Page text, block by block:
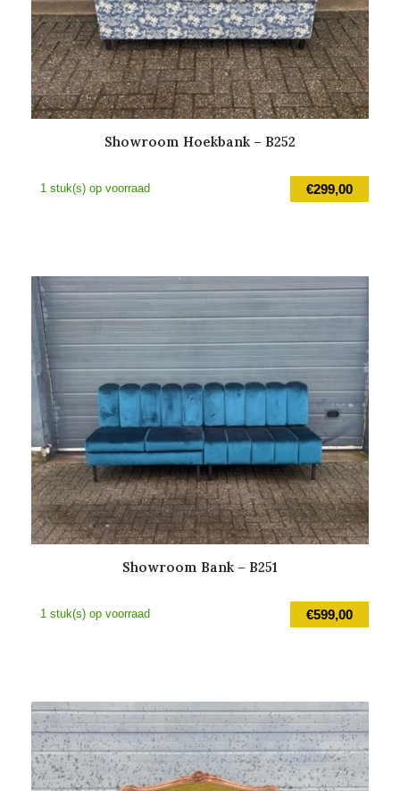
Showroom Hoekbank – B252
€299,00
1 stuk(s) op voorraad
Showroom Bank – B251
€599,00
1 stuk(s) op voorraad